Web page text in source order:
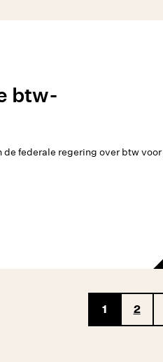
btw-
federale regering over btw voor
1 2